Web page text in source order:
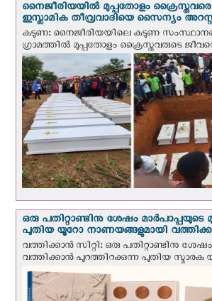
നൈജീരിയയില്‍ മുപ്പതോളം ക്രൈസ്തവരെ
ഇസ്ലാമിക തീവ്രവാദിയെ സൈന്യം
കടുണ: നൈജീരിയയിലെ കടുണ
ഗ്രാമത്തിൽ മുപ്പതോളം ക്രൈസ്തവരുടെ
ഒരു പതിറ്റാണ്ടിനു ശേഷം മാർപാപ്പയുടെ
പുതിയ യൂറോ നാണയങ്ങളുമായി
വത്തിക്കാന്‍ സിറ്റി: ഒരു പതിറ്റാണ്ടിനു
വത്തിക്കാൻ പുറത്തിറക്കുന്ന പുതിയ സ്മാരക